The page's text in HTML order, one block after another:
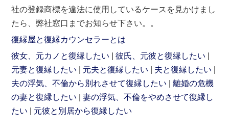
社の登録商標を違法に使用しているケースを見かけまし
たら、弊社窓口までお知らせ下さい。。
復縁屋と復縁カウンセラーとは
彼女、元カノと復縁したい
彼氏、元彼と復縁したい
元妻と復縁したい
元夫と復縁したい
夫と復縁したい
夫の浮気、不倫から別れさせて復縁したい
離婚の危機
の妻と復縁したい
妻の浮気、不倫をやめさせて復縁し
たい
元彼と別居から復縁したい